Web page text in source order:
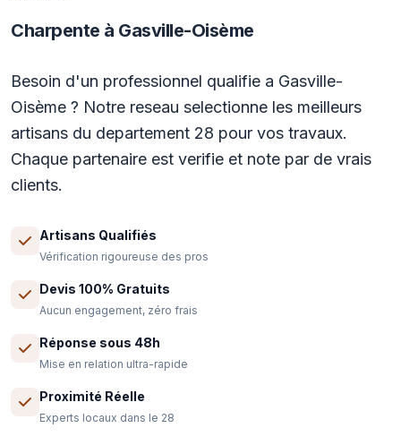
Charpente à Gasville-Oisème
Besoin d'un professionnel qualifie a Gasville-
Oisème ? Notre reseau selectionne les meilleurs
artisans du departement 28 pour vos travaux.
Chaque partenaire est verifie et note par de vrais
clients.
Artisans Qualifiés
Vérification rigoureuse des pros
Devis 100% Gratuits
Aucun engagement, zéro frais
Réponse sous 48h
Mise en relation ultra-rapide
Proximité Réelle
Experts locaux dans le 28